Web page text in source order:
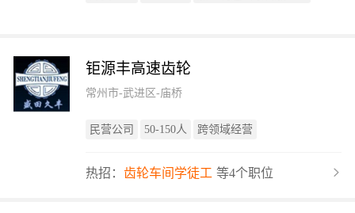
钜源丰高速齿轮
常州市-武进区-庙桥
民营公司 50-150人 跨领域经营
热招： 齿轮车间学徒工 等4个职位